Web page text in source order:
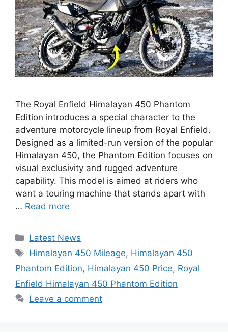
The Royal Enfield Himalayan 450 Phantom
Edition introduces a special character to the
adventure motorcycle lineup from Royal Enfield.
Designed as a limited-run version of the popular
Himalayan 450, the Phantom Edition focuses on
visual exclusivity and rugged adventure
capability. This model is aimed at riders who
want a touring machine that stands apart with
… Read more
Categories
Latest News
Tags
Himalayan 450 Mileage, Himalayan 450
Phantom Edition, Himalayan 450 Price, Royal
Enfield Himalayan 450 Phantom Edition
Leave a comment